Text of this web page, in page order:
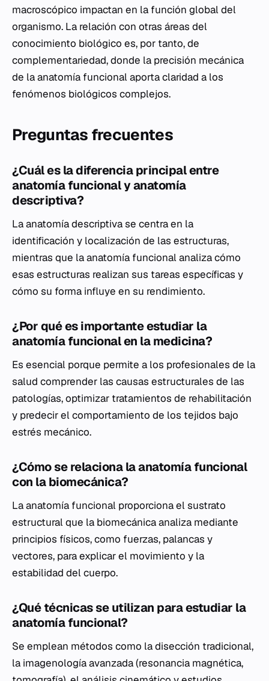
macroscópico impactan en la función global del
organismo. La relación con otras áreas del
conocimiento biológico es, por tanto, de
complementariedad, donde la precisión mecánica
de la anatomía funcional aporta claridad a los
fenómenos biológicos complejos.
Preguntas frecuentes
¿Cuál es la diferencia principal entre
anatomía funcional y anatomía
descriptiva?
La anatomía descriptiva se centra en la
identificación y localización de las estructuras,
mientras que la anatomía funcional analiza cómo
esas estructuras realizan sus tareas específicas y
cómo su forma influye en su rendimiento.
¿Por qué es importante estudiar la
anatomía funcional en la medicina?
Es esencial porque permite a los profesionales de la
salud comprender las causas estructurales de las
patologías, optimizar tratamientos de rehabilitación
y predecir el comportamiento de los tejidos bajo
estrés mecánico.
¿Cómo se relaciona la anatomía funcional
con la biomecánica?
La anatomía funcional proporciona el sustrato
estructural que la biomecánica analiza mediante
principios físicos, como fuerzas, palancas y
vectores, para explicar el movimiento y la
estabilidad del cuerpo.
¿Qué técnicas se utilizan para estudiar la
anatomía funcional?
Se emplean métodos como la disección tradicional,
la imagenología avanzada (resonancia magnética,